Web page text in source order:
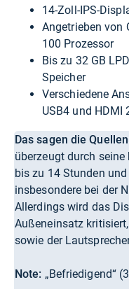
14-Zoll-IPS-
Angetrieben von
100 Prozessor
Bis zu 32 GB
Speicher
Verschiedene
USB4 und HDMI
Das sagen die
überzeugt durch
bis zu 14 Stunden
insbesondere bei der
Allerdings wird das
Außeneinsatz
sowie der
Note: „Befriedigend“